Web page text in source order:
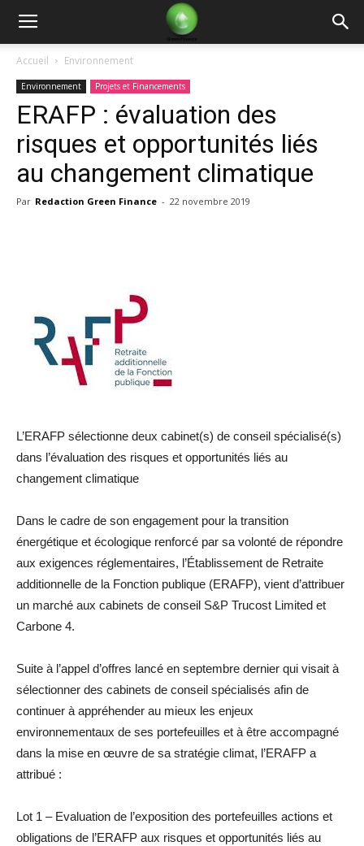
Green
Finance
Accueil Environnement
Environnement Projets et Financements
ERAFP : évaluation des
risques et opportunités liés
au changement climatique
Par Redaction Green Finance - 22 novembre 2019
L’ERAFP sélectionne deux cabinet(s) de conseil spécialisé(s)
dans l’évaluation des risques et opportunités liés au
changement climatique
Dans le cadre de son engagement pour la transition
énergétique et écologique renforcé par sa volonté de répondre
aux exigences réglementaires, l’Établissement de Retraite
additionnelle de la Fonction publique (ERAFP), vient d’attribuer
un marché aux cabinets de conseil S&P Trucost Limited et
Carbone 4.
Suite à l’appel d’offres lancé en septembre dernier qui visait à
sélectionner des cabinets de conseil spécialisés afin de
continuer à appréhender au mieux les enjeux
environnementaux de ses portefeuilles et à être accompagné
dans la mise en œuvre de sa stratégie climat, l’ERAFP a
attribué :
Lot 1 – Evaluation de l’exposition des portefeuilles actions et
obligations de l’ERAFP aux risques et opportunités liés au